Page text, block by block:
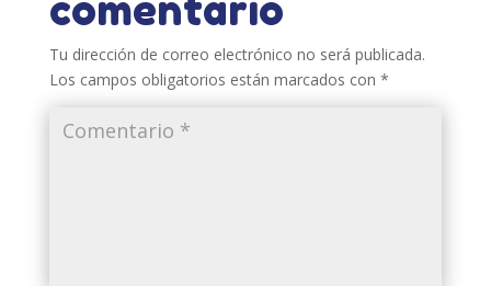
Tu dirección de correo electrónico no será publicada.
Los campos obligatorios están marcados con *